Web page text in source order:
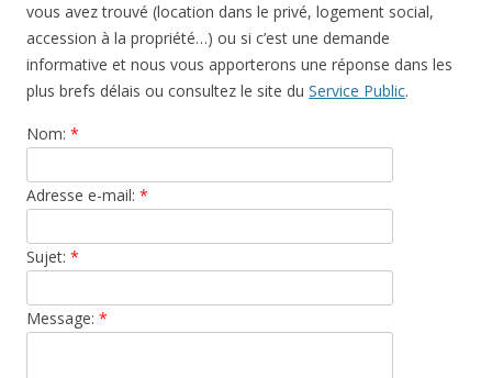
vous avez trouvé (location dans le privé, logement social,
accession à la propriété…) ou si c’est une demande
informative et nous vous apporterons une réponse dans les
plus brefs délais ou consultez le site du Service Public.
Nom: *
Adresse e-mail: *
Sujet: *
Message: *